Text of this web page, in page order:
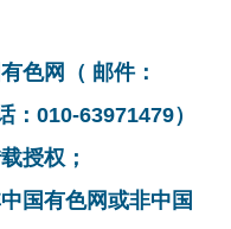
色网（ 邮件：
010-63971479）
授权；
国有色网或非中国